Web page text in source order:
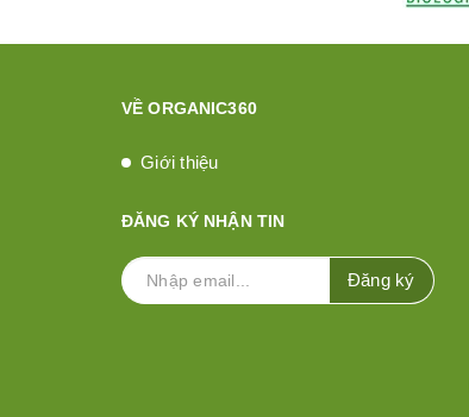
VỀ ORGANIC360
Giới thiệu
ĐĂNG KÝ NHẬN TIN
Đăng ký